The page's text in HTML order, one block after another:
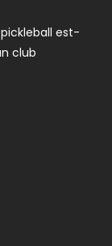
est-
club